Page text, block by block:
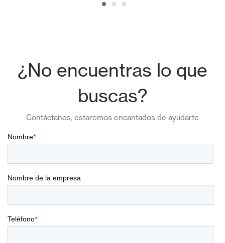
¿No encuentras lo que
buscas?
Contáctanos, estaremos encantados de ayudarte